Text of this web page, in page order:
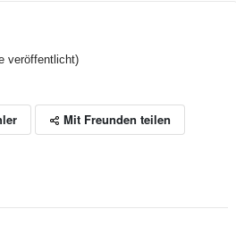
veröffentlicht)
Mit Freunden teilen